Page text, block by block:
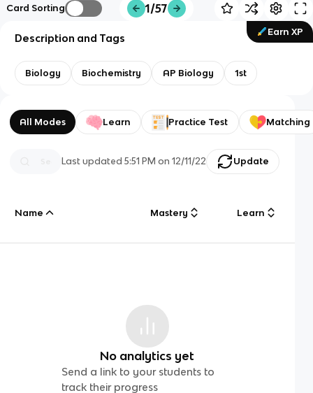
Card Sorting 1/57
Earn XP
Description and Tags
Biology Biochemistry AP Biology 1st
All Modes Learn Practice Test Matching
Last updated5:51 PM on 12/11/22 Update
Name Mastery Learn
No analytics yet
Send a link to your students to
track their progress